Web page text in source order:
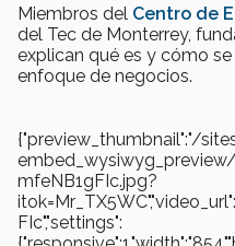
Miembros del Centro de
del Tec de Monterrey,
explican qué es y cómo
enfoque de negocios.
{"preview_thumbnail":"/
mfeNB1gFIc.jpg?
FIc","settings":